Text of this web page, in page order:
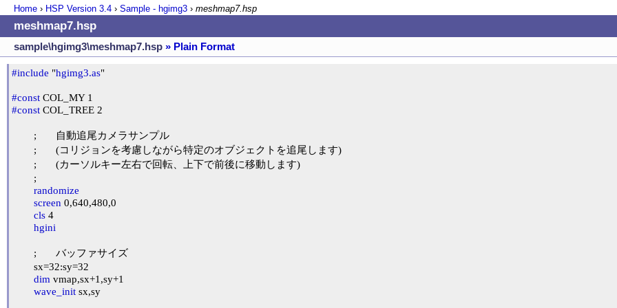
Home › HSP Version 3.4 › Sample - hgimg3 › meshmap7.hsp
meshmap7.hsp
sample\hgimg3\meshmap7.hsp » Plain Format
#include "hgimg3.as"
#const
#const COL_TREE 2
randomize
screen 0,640,480,0
cls 4
hgini
dim vmap,sx+1,sy+1
wave_init sx,sy